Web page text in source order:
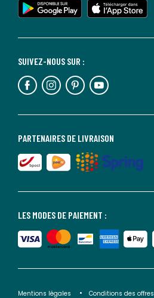
LES MODES DE PAIEMENT :
PARTENAIRES DE LIVRAISON
SUIVEZ-NOUS SUR :
Mentions légales Conditions des offres